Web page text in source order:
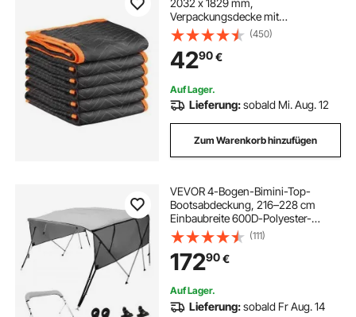
2032 x 1829 mm,
Verpackungsdecke mit
Baumwollfüllung, Möbeldecke,
Lagerdecke mit Vliesstoff
gepolsterte Packdecke zum
Versenden, Verpacken & Schützen
von Möbeln
(450)
4290€
Auf Lager.
Lieferung:sobald Mi. Aug. 12
Zum Warenkorb hinzufügen
VEVOR 4-Bogen-Bimini-Top-
Bootsabdeckung, 216–228 cm
Einbaubreite 600D-Polyester-
Überdachung, Bootsverdeck mit
Abnehmbare Mesh-Seitenwände,
Wasserdicht & Sonnenschutz, inkl.
Aufbewahrungsbox Hellgrau
(111)
17290€
Auf Lager.
Lieferung:sobald Fr Aug. 14